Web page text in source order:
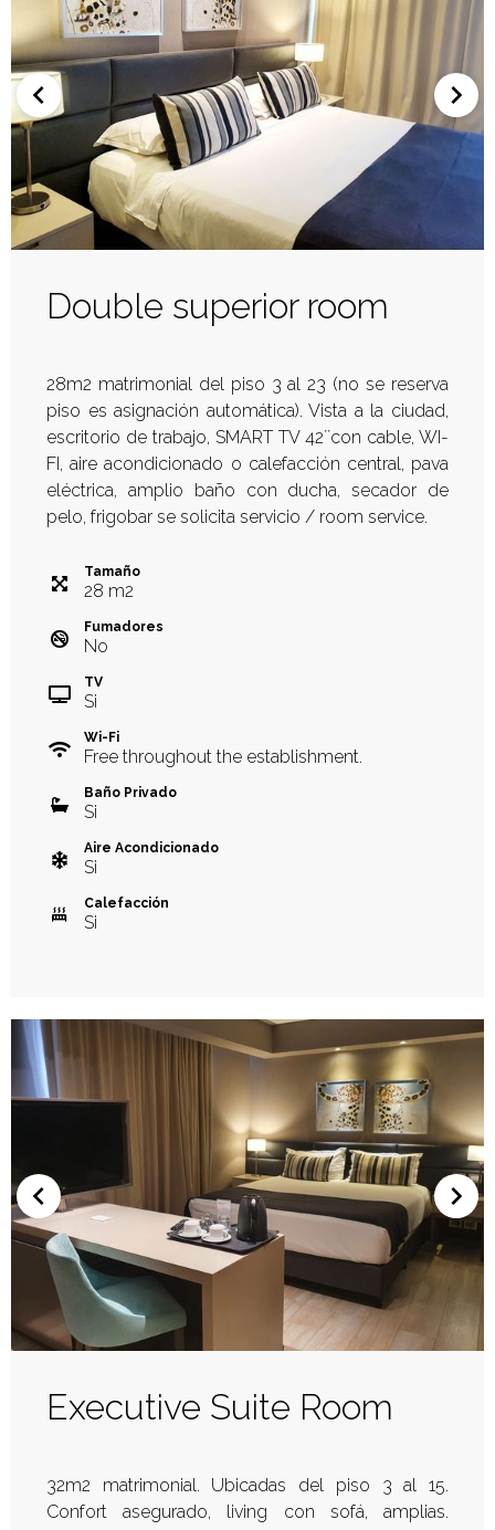
Double superior room
28m2 matrimonial del piso 3 al 23 (no se reserva
piso es asignación automática). Vista a la ciudad,
escritorio de trabajo, SMART TV 42´´con cable, WI-
FI, aire acondicionado o calefacción central, pava
eléctrica, amplio baño con ducha, secador de
pelo, frigobar se solicita servicio / room service.
Tamaño
28 m2
Fumadores
No
TV
Si
Wi-Fi
Free throughout the establishment.
Baño Privado
Si
Aire Acondicionado
Si
Calefacción
Si
Executive Suite Room
32m2 matrimonial. Ubicadas del piso 3 al 15.
Confort asegurado, living con sofá, amplias.